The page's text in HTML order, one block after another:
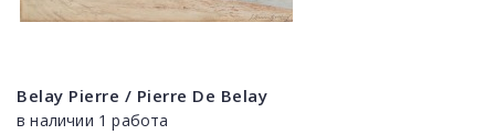
Belay Pierre / Pierre De Belay
в наличии 1 работа